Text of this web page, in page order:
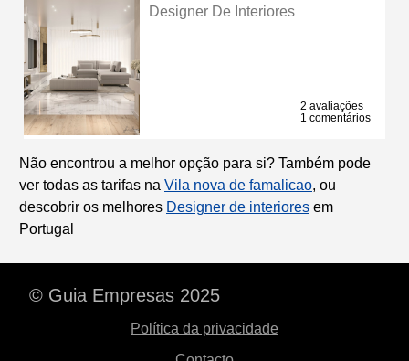
Designer De Interiores
2 avaliações
1 comentários
Não encontrou a melhor opção para si? Também pode
ver todas as tarifas na Vila nova de famalicao, ou
descobrir os melhores Designer de interiores em
Portugal
© Guia Empresas 2025
Política da privacidade